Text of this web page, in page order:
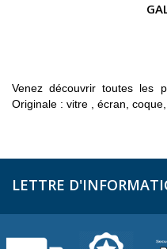
Venez découvrir toutes les
Originale : vitre , écran,
LETTRE